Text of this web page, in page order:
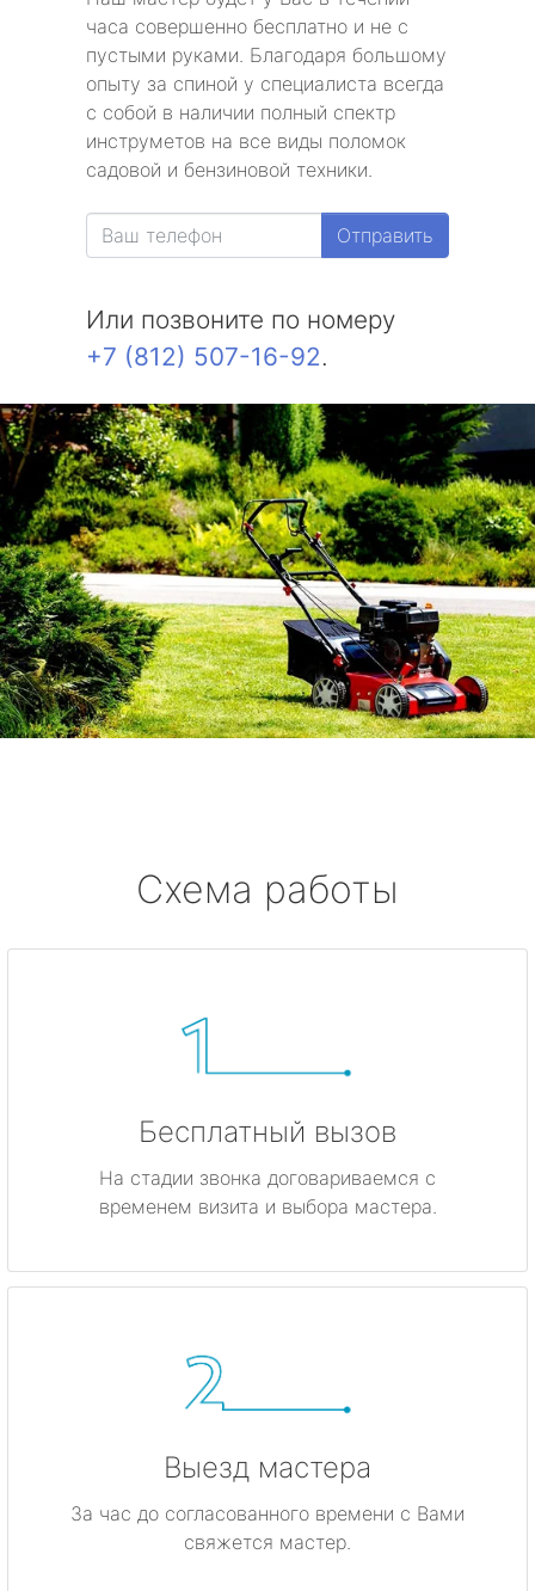
часа совершенно бесплатно и не с
пустыми руками. Благодаря большому
опыту за спиной у специалиста всегда
с собой в наличии полный спектр
инструметов на все виды поломок
садовой и бензиновой техники.
Отправить
Или позвоните по номеру
+7 (812) 507-16-92.
Схема работы
Бесплатный вызов
На стадии звонка договариваемся с
временем визита и выбора мастера.
Выезд мастера
За час до согласованного времени с Вами
свяжется мастер.